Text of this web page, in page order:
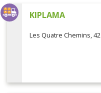
KIPLAMA
Les Quatre Chemins, 42